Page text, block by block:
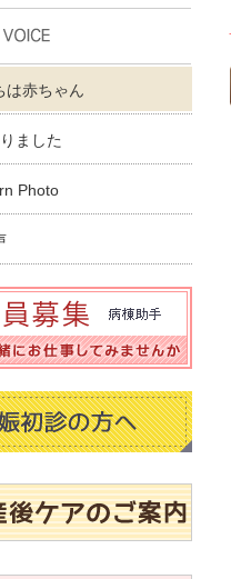
は赤ちゃん
ました
Photo